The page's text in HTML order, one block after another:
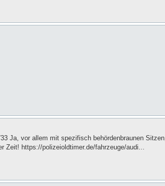
Ja, vor allem mit spezifisch behördenbraunen Sitzen,
https://polizeioldtimer.de/fahrzeuge/audi...